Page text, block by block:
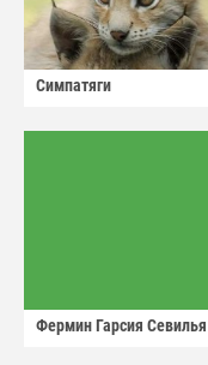
Симпатяги
Фермин Гарсия Севилья